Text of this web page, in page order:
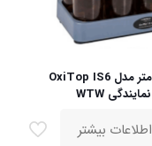
BOD متر مدل OxiTop IS6
نمایندگی WTW
اطلاعات بیشتر